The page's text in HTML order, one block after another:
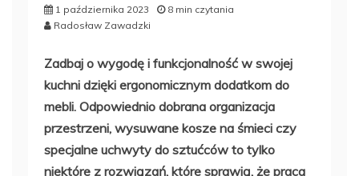
1 października 2023
8 min czytania
Radosław Zawadzki
Zadbaj o wygodę i funkcjonalność w swojej
kuchni dzięki ergonomicznym dodatkom do
mebli. Odpowiednio dobrana organizacja
przestrzeni, wysuwane kosze na śmieci czy
specjalne uchwyty do sztućców to tylko
niektóre z rozwiązań, które sprawią, że praca